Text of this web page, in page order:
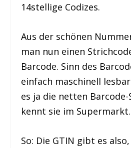
14stellige Codizes.
Aus der schönen
man nun einen
Barcode. Sinn des
einfach maschinell
es ja die netten Barcode-
kennt sie im Supermarkt.
So: Die GTIN gibt es